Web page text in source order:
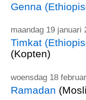
Genna
maandag 19 januari
Timkat
(Kopten)
woensdag 18
Ramadan